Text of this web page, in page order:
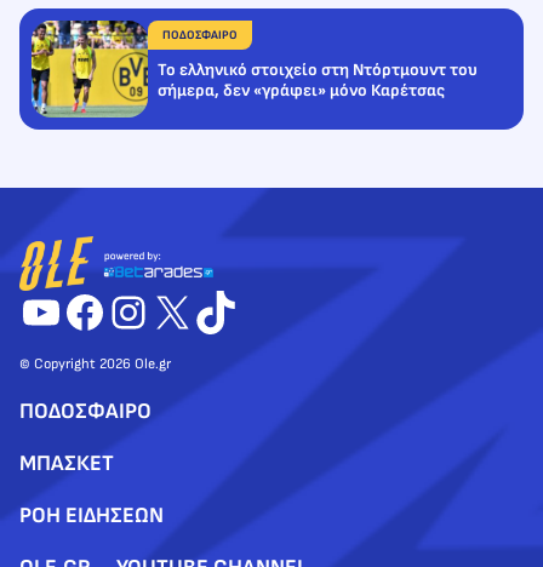
ΠΟΔΟΣΦΑΙΡΟ
Το ελληνικό στοιχείο στη Ντόρτμουντ του
σήμερα, δεν «γράφει» μόνο Καρέτσας
YouTube
Facebook
Instagram
X TikTok
© Copyright 2026 Ole.gr
ΠΟΔΟΣΦΑΙΡΟ
ΜΠΑΣΚΕΤ
ΡΟΗ ΕΙΔΗΣΕΩΝ